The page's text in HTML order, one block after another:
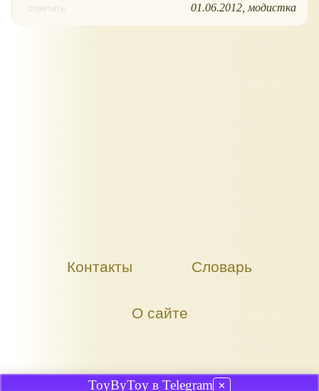
ответить 01.06.2012 модистка
Контакты Словарь
О сайте
ToyByToy в Telegram ✕